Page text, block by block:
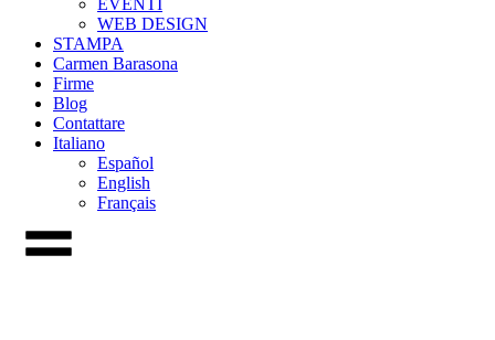
EVENTI
WEB DESIGN
STAMPA
Carmen Barasona
Firme
Blog
Contattare
Italiano
Español
English
Français